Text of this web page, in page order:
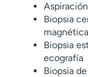
Biopsia
magnética
Biopsia
ecografía
Biopsia